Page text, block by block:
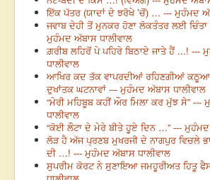
ਇੱਕ ਪੱਤਰ (ਯਾਦਾਂ ਦੇ ਝਰੋਖੇ ’ਚੋਂ) … --- ਮੁਹੰਮਦ
ਜਵਾਬ ਦੇਹੀ ਤੋਂ ਮੁਨਕਰ ਹੋਣਾ ਲੋਕਤੰਤਰ ਲਈ ਚਿੰਤਾ
ਮੁਹੰਮਦ ਅੱਬਾਸ ਧਾਲੀਵਾਲ
ਗ਼ਰੀਬ ਲਹਿਰੋਂ ਪੇ ਪਹਿਰੇ ਬਿਠਾਏ ਜਾਤੇ ਹੈਂ ...! ---
ਧਾਲੀਵਾਲ
ਆਖਿਰ ਕਦ ਤੱਕ ਵਾਪਰਦੀਆਂ ਰਹਿਣਗੀਆਂ ਕਠੂਆ
ਦੁਖਾਂਤਕ ਘਟਨਾਵਾਂ --- ਮੁਹੰਮਦ ਅੱਬਾਸ ਧਾਲੀਵਾਲ
“ਮੇਰੀ ਮਹਿਬੂਬ ਕਹੀਂ ਔਰ ਮਿਲਾ ਕਰ ਮੁੱਝ ਸੇ” ---
ਧਾਲੀਵਾਲ
“ਕੋਈ ਲੌਟਾ ਦੇ ਮੇਰੇ ਬੀਤੇ ਹੂਏ ਦਿਨ …” --- ਮੁਹੰਮਦ
ਲੋੜ ਹੈ ਅੱਜ ਪ੍ਰਣਬ ਮੁਖਰਜੀ ਦੇ ਨਾਗਪੁਰ ਵਿਚਲੇ
ਦੀ …! --- ਮੁਹੰਮਦ ਅੱਬਾਸ ਧਾਲੀਵਾਲ
ਸੁਪਰੀਮ ਕੋਰਟ ਨੇ ਸੁਣਾਇਆ ਜਮਹੂਰੀਅਤ ਹਿਤੂ